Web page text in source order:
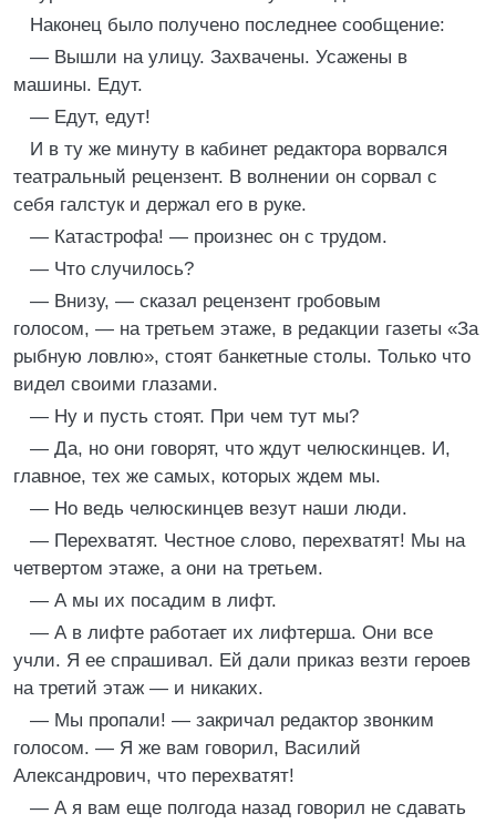
Наконец было получено последнее сообщение:
— Вышли на улицу. Захвачены. Усажены в
машины. Едут.
— Едут, едут!
И в ту же минуту в кабинет редактора ворвался
театральный рецензент. В волнении он сорвал с
себя галстук и держал его в руке.
— Катастрофа! — произнес он с трудом.
— Что случилось?
— Внизу, — сказал рецензент гробовым
голосом, — на третьем этаже, в редакции газеты «За
рыбную ловлю», стоят банкетные столы. Только что
видел своими глазами.
— Ну и пусть стоят. При чем тут мы?
— Да, но они говорят, что ждут челюскинцев. И,
главное, тех же самых, которых ждем мы.
— Но ведь челюскинцев везут наши люди.
— Перехватят. Честное слово, перехватят! Мы на
четвертом этаже, а они на третьем.
— А мы их посадим в лифт.
— А в лифте работает их лифтерша. Они все
учли. Я ее спрашивал. Ей дали приказ везти героев
на третий этаж — и никаких.
— Мы пропали! — закричал редактор звонким
голосом. — Я же вам говорил, Василий
Александрович, что перехватят!
— А я вам еще полгода назад говорил не сдавать